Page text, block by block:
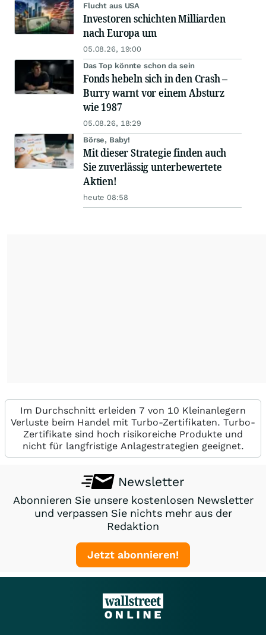
Flucht aus USA
Investoren schichten Milliarden
nach Europa um
05.08.26, 19:00
Das Top könnte schon da sein
Fonds hebeln sich in den Crash –
Burry warnt vor einem Absturz
wie 1987
05.08.26, 18:29
Börse, Baby!
Mit dieser Strategie finden auch
Sie zuverlässig unterbewertete
Aktien!
heute 08:58
Im Durchschnitt erleiden 7 von 10 Kleinanlegern
Verluste beim Handel mit Turbo-Zertifikaten. Turbo-
Zertifikate sind hoch risikoreiche Produkte und
nicht für langfristige Anlagestrategien geeignet.
Newsletter
Abonnieren Sie unsere kostenlosen Newsletter
und verpassen Sie nichts mehr aus der
Redaktion
Jetzt abonnieren!